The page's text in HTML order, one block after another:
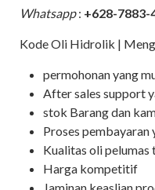
Whatsapp: +628-7883-
Kode Oli Hidrolik |
permohonan yang
After sales support
stok Barang dan
Proses pembayaran
Kualitas oli
Harga kompetitif